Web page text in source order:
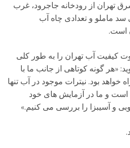
تهران از رودخانه جاجرود، غرب
سد ماملو و تعدادی چاه آب
است.
کیفیت آب تهران را به طور کلی
«هر گونه کوتاهی از جانب ما با
بود. نیترات موجود در آب تنها
و ما در آزمایش های خود
و آسیبزا را بررسی می کنیم.»